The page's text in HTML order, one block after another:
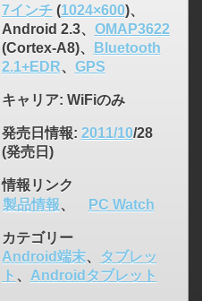
7インチ(1024×600)、
Android 2.3、 OMAP3622
(Cortex-A8)、
Bluetooth
2.1+EDR、 GPS
キャリア: WiFiのみ
発売日情報: 2011/10/28
(発売日)
情報リンク
製品情報、 PC Watch
カテゴリー
Android端末、
タブレッ
ト 、 Androidタブレット